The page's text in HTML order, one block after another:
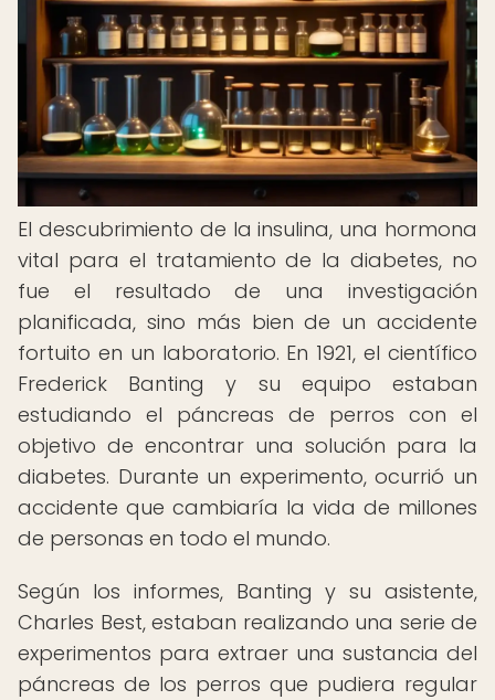
El descubrimiento de la insulina, una hormona
vital para el tratamiento de la diabetes, no
fue el resultado de una investigación
planificada, sino más bien de un accidente
fortuito en un laboratorio. En 1921, el científico
Frederick Banting y su equipo estaban
estudiando el páncreas de perros con el
objetivo de encontrar una solución para la
diabetes. Durante un experimento, ocurrió un
accidente que cambiaría la vida de millones
de personas en todo el mundo.
Según los informes, Banting y su asistente,
Charles Best, estaban realizando una serie de
experimentos para extraer una sustancia del
páncreas de los perros que pudiera regular